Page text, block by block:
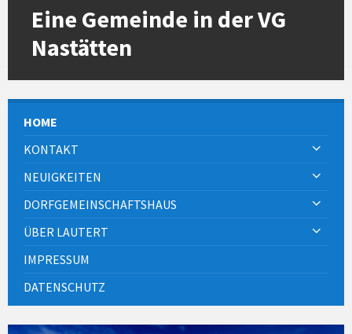
Eine Gemeinde in der VG
Nastätten
HOME
KONTAKT
NEUIGKEITEN
DORFGEMEINSCHAFTSHAUS
ÜBER LAUTERT
IMPRESSUM
DATENSCHUTZ